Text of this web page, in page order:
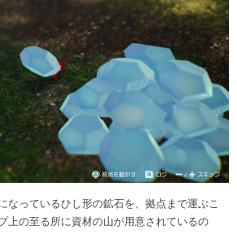
なっているひし形の鉱石を、拠点まで運ぶこ
上の至る所に資材の山が用意されているの